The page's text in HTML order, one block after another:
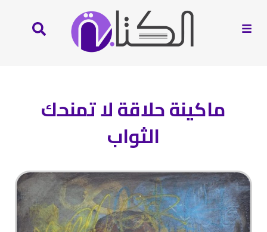
ماكينة حلاقة لا تمنحك
الثواب